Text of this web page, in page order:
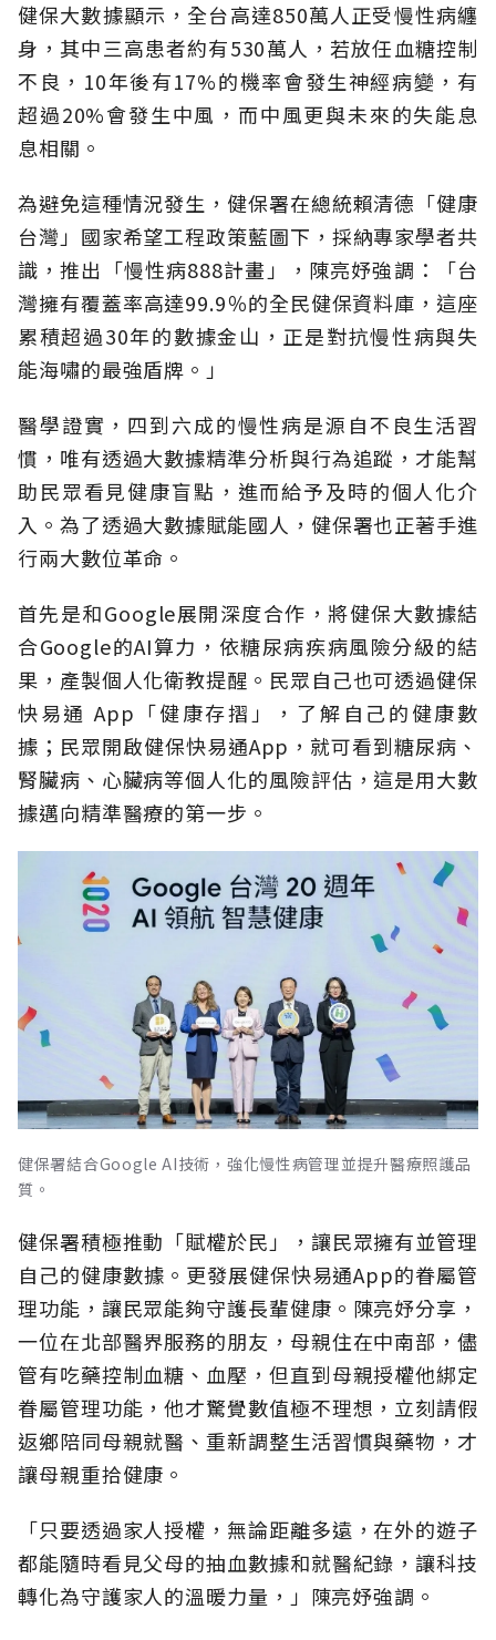
健保大數據顯示，全台高達850萬人正受慢性病纏
身，其中三高患者約有530萬人，若放任血糖控制
不良，10年後有17%的機率會發生神經病變，有
超過20%會發生中風，而中風更與未來的失能息
息相關。
為避免這種情況發生，健保署在總統賴清德「健康
台灣」國家希望工程政策藍圖下，採納專家學者共
識，推出「慢性病888計畫」，陳亮妤強調：「台
灣擁有覆蓋率高達99.9％的全民健保資料庫，這座
累積超過30年的數據金山，正是對抗慢性病與失
能海嘯的最強盾牌。」
醫學證實，四到六成的慢性病是源自不良生活習
慣，唯有透過大數據精準分析與行為追蹤，才能幫
助民眾看見健康盲點，進而給予及時的個人化介
入。為了透過大數據賦能國人，健保署也正著手進
行兩大數位革命。
首先是和Google展開深度合作，將健保大數據結
合Google的AI算力，依糖尿病疾病風險分級的結
果，產製個人化衛教提醒。民眾自己也可透過健保
快易通 App「健康存摺」，了解自己的健康數
據；民眾開啟健保快易通App，就可看到糖尿病、
腎臟病、心臟病等個人化的風險評估，這是用大數
據邁向精準醫療的第一步。
健保署結合Google AI技術，強化慢性病管理並提升醫療照護品
質。
健保署積極推動「賦權於民」，讓民眾擁有並管理
自己的健康數據。更發展健保快易通App的眷屬管
理功能，讓民眾能夠守護長輩健康。陳亮妤分享，
一位在北部醫界服務的朋友，母親住在中南部，儘
管有吃藥控制血糖、血壓，但直到母親授權他綁定
眷屬管理功能，他才驚覺數值極不理想，立刻請假
返鄉陪同母親就醫、重新調整生活習慣與藥物，才
讓母親重拾健康。
「只要透過家人授權，無論距離多遠，在外的遊子
都能隨時看見父母的抽血數據和就醫紀錄，讓科技
轉化為守護家人的溫暖力量，」陳亮妤強調。